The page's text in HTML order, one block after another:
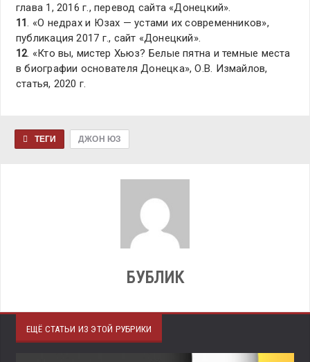
глава 1, 2016 г., перевод сайта «Донецкий».
11. «О недрах и Юзах — устами их современников»,
публикация 2017 г., сайт «Донецкий».
12. «Кто вы, мистер Хьюз? Белые пятна и темные места
в биографии основателя Донецка», О.В. Измайлов,
статья, 2020 г.
ТЕГИ ДЖОН ЮЗ
БУБЛИК
ЕЩЁ СТАТЬИ ИЗ ЭТОЙ РУБРИКИ